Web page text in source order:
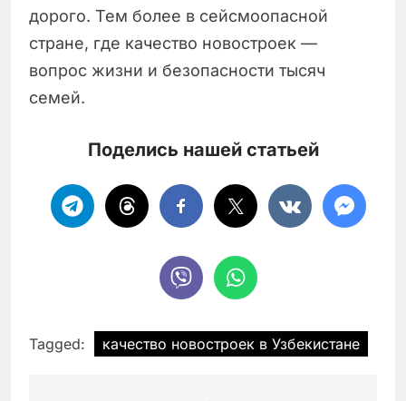
дорого. Тем более в сейсмоопасной
стране, где качество новостроек —
вопрос жизни и безопасности тысяч
семей.
Поделись нашей статьей
Tagged: качество новостроек в Узбекистане